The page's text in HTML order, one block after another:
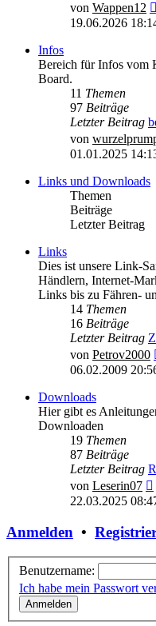
von Wappen12
19.06.2026
Infos
Bereich für Infos vom
Board.
11 Themen
97 Beiträge
Letzter Beitrag
von
01.01.2025
Links und Downloads
Themen
Beiträge
Letzter Beitrag
Links
Dies ist unsere Link-
Händlern, Internet-
Links bis zu Fähren-
14 Themen
16 Beiträge
Letzter Beitrag
von Petrov2000
06.02.2009
Downloads
Hier gibt es
Downloaden
19 Themen
87 Beiträge
Letzter Beitrag
von Leserin07
22.03.2025
Anmelden •
Benutzername:
Ich habe mein Passwort